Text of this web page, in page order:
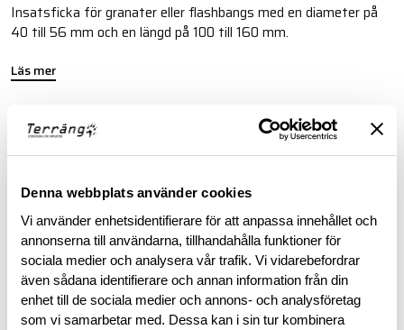
Denna webbplats använder cookies
Vi använder enhetsidentifierare för att anpassa innehållet och
annonserna till användarna, tillhandahålla funktioner för
sociala medier och analysera vår trafik. Vi vidarebefordrar
även sådana identifierare och annan information från din
enhet till de sociala medier och annons- och analysföretag
som vi samarbetar med. Dessa kan i sin tur kombinera
Insatsficka för granater eller flashbangs med en diameter på
40 till 56 mm och en längd på 100 till 160 mm.
Läs mer
BESKRIVNING
SPECIFIKATIONER
RECENSIONER
OM VARUMÄRKET